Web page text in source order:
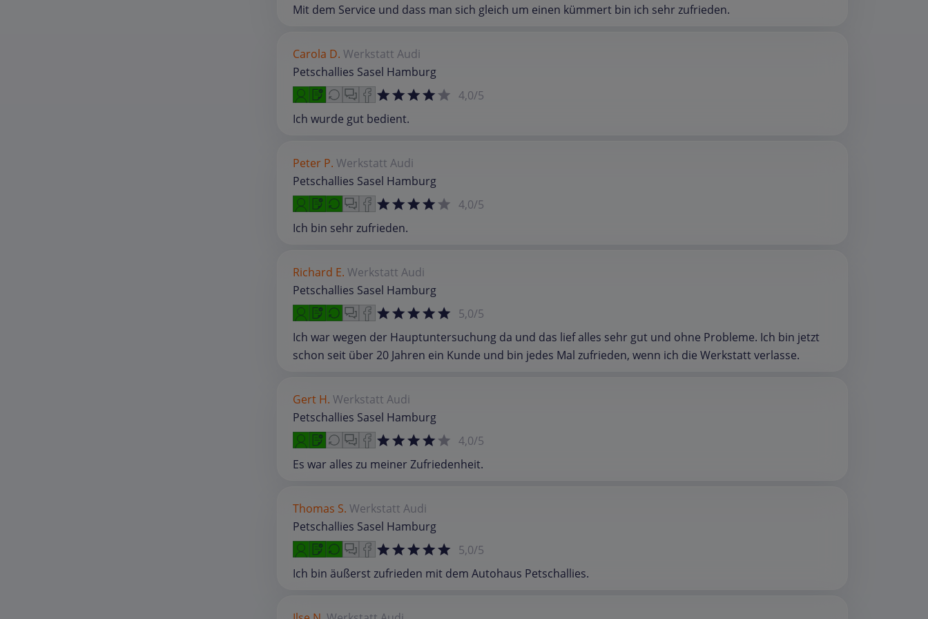
Mit dem Service und dass man sich gleich um einen kümmert bin ich sehr zufrieden.
Carola D. Werkstatt Audi
Petschallies Sasel Hamburg
4,0/5
Ich wurde gut bedient.
Peter P. Werkstatt Audi
Petschallies Sasel Hamburg
4,0/5
Ich bin sehr zufrieden.
Richard E. Werkstatt Audi
Petschallies Sasel Hamburg
5,0/5
Ich war wegen der Hauptuntersuchung da und das lief alles sehr gut und ohne Probleme. Ich bin jetzt
schon seit über 20 Jahren ein Kunde und bin jedes Mal zufrieden, wenn ich die Werkstatt verlasse.
Gert H. Werkstatt Audi
Petschallies Sasel Hamburg
4,0/5
Es war alles zu meiner Zufriedenheit.
Thomas S. Werkstatt Audi
Petschallies Sasel Hamburg
5,0/5
Ich bin äußerst zufrieden mit dem Autohaus Petschallies.